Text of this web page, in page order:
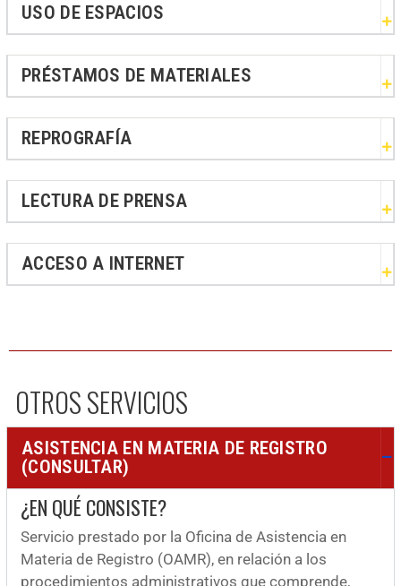
USO DE ESPACIOS
PRÉSTAMOS DE MATERIALES
REPROGRAFÍA
LECTURA DE PRENSA
ACCESO A INTERNET
OTROS SERVICIOS
ASISTENCIA EN MATERIA DE REGISTRO
(CONSULTAR)
¿EN QUÉ CONSISTE?
Servicio prestado por la Oficina de Asistencia en
Materia de Registro (OAMR), en relación a los
procedimientos administrativos que comprende,